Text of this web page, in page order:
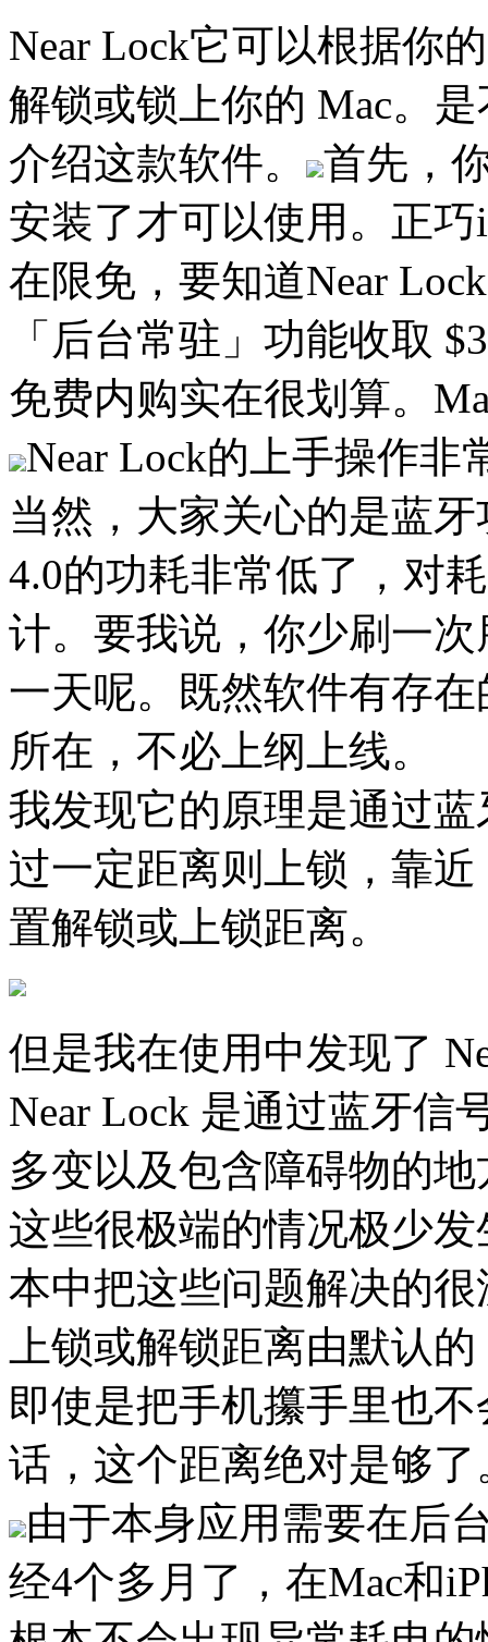
Near Lock它可以根据你
解锁或锁上你的 Mac。
介绍这款软件。
首先，
安装了才可以使用。 正巧
在限免，要知道Near
「后台常驻」功能收取
免费内购实在很划算。
Near Lock的上手操作
当然，大家关心的是蓝
4.0的功耗非常低了，对
计。要我说，你少刷一
一天呢。既然软件有存
所在，不必上纲上线。
我发现它的原理是通过
过一定距离则上锁，靠
置解锁或上锁距离。
但是我在使用中发现了
Near Lock 是通过蓝牙信
多变以及包含障碍物的
这些很极端的情况极少
本中把这些问题解决的很
上锁或解锁距离由默认
即使是把手机攥手里也
话，这个距离绝对是够了
由于本身应用需要在后
经4个多月了，在Mac和